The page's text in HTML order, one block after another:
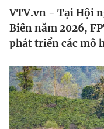
Tin tức
Thế giới đó đây
Kinh tế
Tài chính
Thị trường
Góc doanh nghiệp
Truyền hình
Phim VTV
Giải trí
VTV.vn - Tại Hội
Biên năm 2026,
phát triển các mô